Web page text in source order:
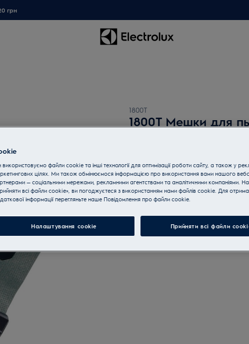
грн
1800T
1800T Мешки для
Покупайте технику по
файли cookie та інші технології для оптимізації роботи сайту, а також у
цілях. Ми також обмінюємося інформацією про використання вами нашого
— соціальними мережами, рекламними агентствами та аналітичними компаніями.
всі файли cookie», ви погоджуєтеся з використанням нами файлів cookie. Для
інформації перегляньте наше Пoвідомлення прo файли cookie.
Налаштування cookie Прийняти всі файли